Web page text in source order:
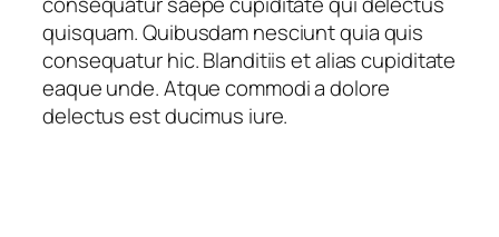
quisquam. Quibusdam nesciunt quia quis
consequatur hic. Blanditiis et alias cupiditate
eaque unde. Atque commodi a dolore
delectus est ducimus iure.